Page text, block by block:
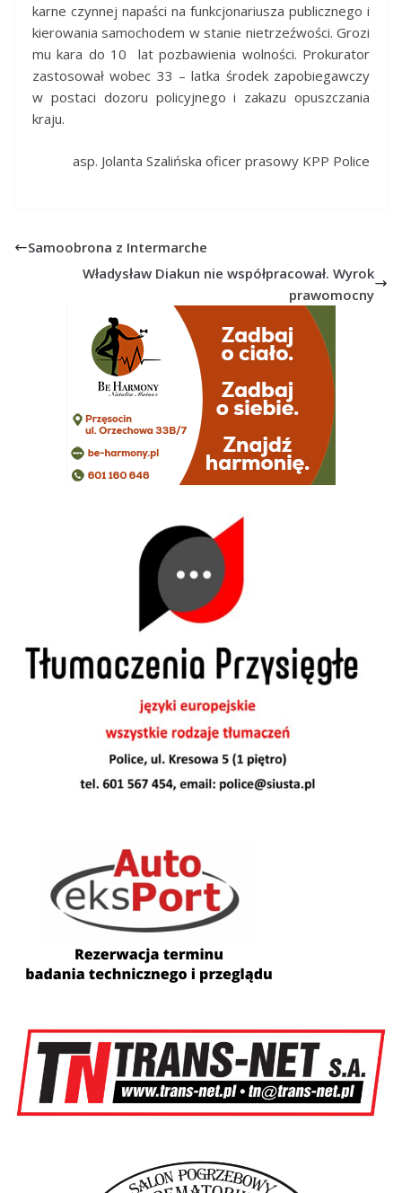
karne czynnej napaści na funkcjonariusza publicznego i
kierowania samochodem w stanie nietrzeźwości. Grozi
mu kara do 10 lat pozbawienia wolności. Prokurator
zastosował wobec 33 – latka środek zapobiegawczy
w postaci dozoru policyjnego i zakazu opuszczania
kraju.
asp. Jolanta Szalińska oficer prasowy KPP Police
Samoobrona z Intermarche
Władysław Diakun nie współpracował. Wyrok
prawomocny